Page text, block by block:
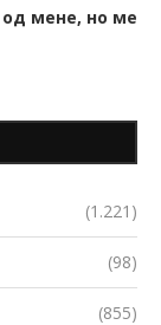
мене, но ме
(1.221)
(98)
(855)